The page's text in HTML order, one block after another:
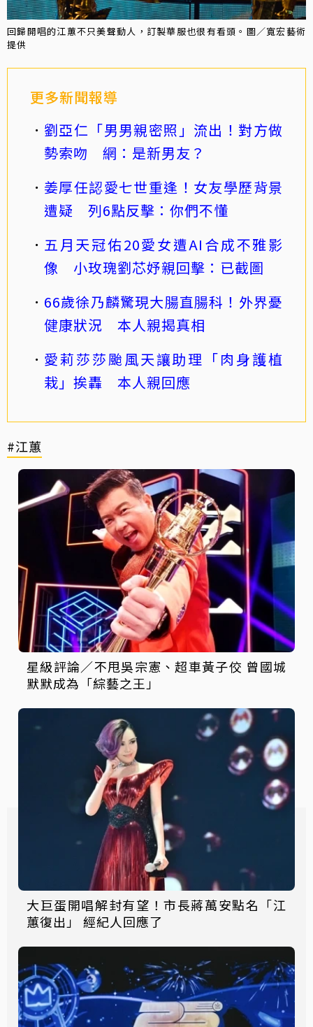
回歸開唱的江蕙不只美聲動人，訂製華服也很有看頭。圖／寬宏藝術
提供
更多新聞報導
劉亞仁「男男親密照」流出！對方做
勢索吻 網：是新男友？
姜厚任認愛七世重逢！女友學歷背景
遭疑 列6點反擊：你們不懂
五月天冠佑20愛女遭AI合成不雅影
像 小玫瑰劉芯妤親回擊：已截圖
66歲徐乃麟驚現大腸直腸科！外界憂
健康狀況 本人親揭真相
愛莉莎莎颱風天讓助理「肉身護植
栽」挨轟 本人親回應
#江蕙
星級評論／不甩吳宗憲、超車黃子佼 曾國城
默默成為「綜藝之王」
大巨蛋開唱解封有望！市長蔣萬安點名「江
蕙復出」 經紀人回應了